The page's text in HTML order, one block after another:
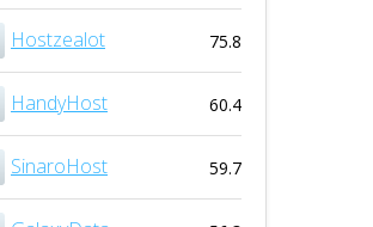
75.8
Hostzealot
60.4
HandyHost
59.7
SinaroHost